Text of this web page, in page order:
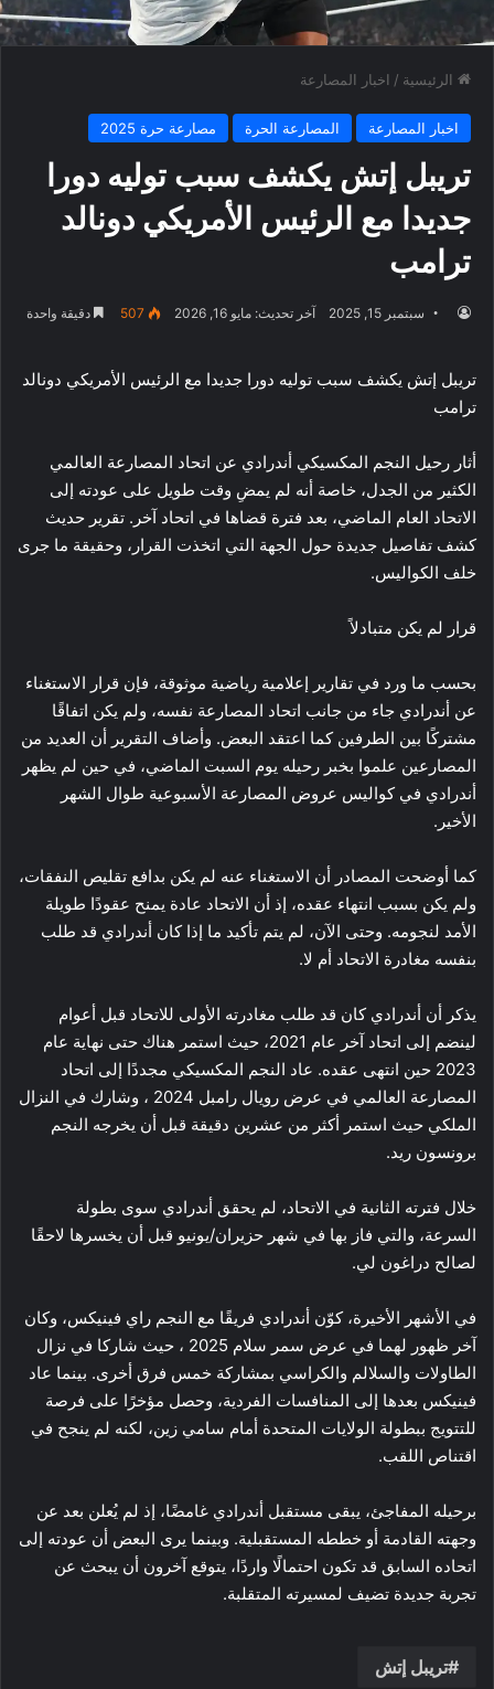
الرئيسية / اخبار المصارعة
اخبار المصارعة المصارعة الحرة مصارعة حرة 2025
تريبل إتش يكشف سبب توليه دورا
جديدا مع الرئيس الأمريكي دونالد
ترامب
سبتمبر 15, 2025 آخر تحديث: مايو 16, 2026 507 دقيقة واحدة
تريبل إتش يكشف سبب توليه دورا جديدا مع الرئيس الأمريكي دونالد
ترامب
أثار رحيل النجم المكسيكي أندرادي عن اتحاد المصارعة العالمي
الكثير من الجدل، خاصة أنه لم يمضِ وقت طويل على عودته إلى
الاتحاد العام الماضي، بعد فترة قضاها في اتحاد آخر. تقرير حديث
كشف تفاصيل جديدة حول الجهة التي اتخذت القرار، وحقيقة ما جرى
خلف الكواليس.
قرار لم يكن متبادلاً
بحسب ما ورد في تقارير إعلامية رياضية موثوقة، فإن قرار الاستغناء
عن أندرادي جاء من جانب اتحاد المصارعة نفسه، ولم يكن اتفاقًا
مشتركًا بين الطرفين كما اعتقد البعض. وأضاف التقرير أن العديد من
المصارعين علموا بخبر رحيله يوم السبت الماضي، في حين لم يظهر
أندرادي في كواليس عروض المصارعة الأسبوعية طوال الشهر
الأخير.
كما أوضحت المصادر أن الاستغناء عنه لم يكن بدافع تقليص النفقات،
ولم يكن بسبب انتهاء عقده، إذ أن الاتحاد عادة يمنح عقودًا طويلة
الأمد لنجومه. وحتى الآن، لم يتم تأكيد ما إذا كان أندرادي قد طلب
بنفسه مغادرة الاتحاد أم لا.
يذكر أن أندرادي كان قد طلب مغادرته الأولى للاتحاد قبل أعوام
لينضم إلى اتحاد آخر عام 2021، حيث استمر هناك حتى نهاية عام
2023 حين انتهى عقده. عاد النجم المكسيكي مجددًا إلى اتحاد
المصارعة العالمي في عرض رويال رامبل 2024 ، وشارك في النزال
الملكي حيث استمر أكثر من عشرين دقيقة قبل أن يخرجه النجم
برونسون ريد.
خلال فترته الثانية في الاتحاد، لم يحقق أندرادي سوى بطولة
السرعة، والتي فاز بها في شهر حزيران/يونيو قبل أن يخسرها لاحقًا
لصالح دراغون لي.
في الأشهر الأخيرة، كوّن أندرادي فريقًا مع النجم راي فينيكس، وكان
آخر ظهور لهما في عرض سمر سلام 2025 ، حيث شاركا في نزال
الطاولات والسلالم والكراسي بمشاركة خمس فرق أخرى. بينما عاد
فينيكس بعدها إلى المنافسات الفردية، وحصل مؤخرًا على فرصة
للتتويج ببطولة الولايات المتحدة أمام سامي زين، لكنه لم ينجح في
اقتناص اللقب.
برحيله المفاجئ، يبقى مستقبل أندرادي غامضًا، إذ لم يُعلن بعد عن
وجهته القادمة أو خططه المستقبلية. وبينما يرى البعض أن عودته إلى
اتحاده السابق قد تكون احتمالًا واردًا، يتوقع آخرون أن يبحث عن
تجربة جديدة تضيف لمسيرته المتقلبة.
تريبل إتش